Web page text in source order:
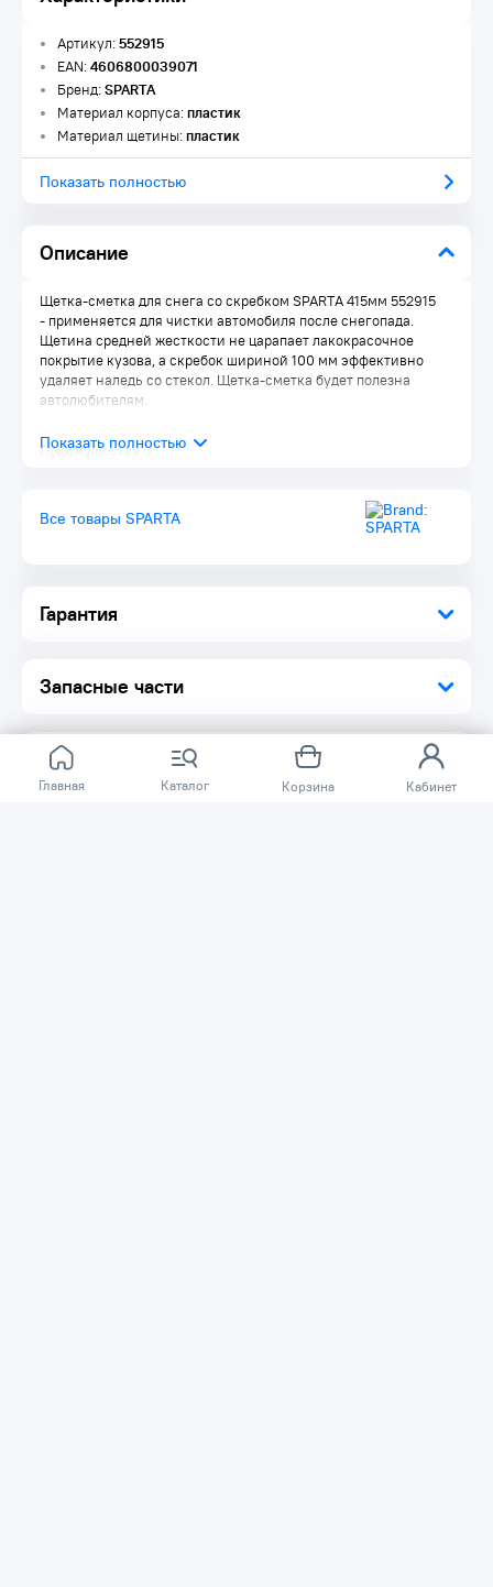
Главная Каталог Корзина Кабинет
Описание
Гарантия
Запасные части
Артикул:552915
EAN:4606800039071
Бренд:SPARTA
Материал корпуса:пластик
Материал щетины:пластик
Показать полностью
Щетка-сметка для снега со скребком SPARTA 415мм 552915
- применяется для чистки автомобиля после снегопада.
Щетина средней жесткости не царапает лакокрасочное
покрытие кузова, а скребок шириной 100 мм эффективно
удаляет наледь со стекол. Щетка-сметка будет полезна
автолюбителям.
Преимущества:
Износостойкость — щетина выполнена из прочного
весит 147 г, что снижает усталость при длительном
Все товары SPARTA